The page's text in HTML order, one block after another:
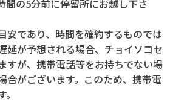
間の5分前に停留所にお越し下さ
安であり、時間を確約するものでは
延が予想される場合、チョイソコセ
すが、携帯電話等をお持ちでない場
合がございます。このため、携帯電